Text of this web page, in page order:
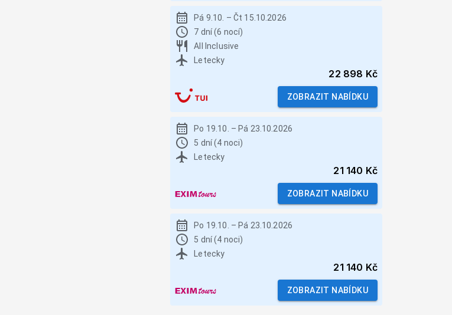
Pá 9.10. – Čt 15.10.2026
7 dní (6 nocí)
All Inclusive
Letecky
22 898 Kč
ZOBRAZIT NABÍDKU
Po 19.10. – Pá 23.10.2026
5 dní (4 noci)
Letecky
21 140 Kč
ZOBRAZIT NABÍDKU
Po 19.10. – Pá 23.10.2026
5 dní (4 noci)
Letecky
21 140 Kč
ZOBRAZIT NABÍDKU